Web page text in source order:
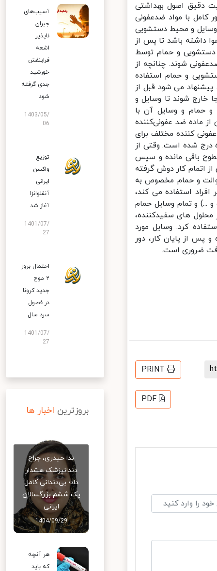
دقیق اصول بهداشتی
با مواد ضدعفونی
و محیط دستشویی
داشته باشد تا پس از
دستشویی و حمام توسط
شوند. چنانچه از
و حمام استفاده
می شود قبل از
خارج شوند تا وسایل و
و وسایل آن با
ماده ضد عفونی‌کننده
کننده مختلف برای
درج شده است. وقتی از
بهتر است ۱۰ دقیقه روی سطوح باقی مانده و سپس
اتمام کار دوش گرفته
توصیه می شود فرد مبتلا به کووید - ۱۹ از توالت و حمام مخصوص به
استفاده می کند،
و تمام وسایل حمام
های سفیدکننده،
استفاده کرد. وسایل مورد
از پایان کار، دور
ضروری است.
PRINT
PDF
آسیب‌های
جبران
ناپذیر
اشعه
فرابنفش
خورشید
جدی گرفته
شود
1403/05/
06
توزیع
واکسن
ایرانی
آنفلوانزا
آغاز شد
1401/07/
27
احتمال بروز
۲ موج
جدید کرونا
در فصول
سرد سال
1401/07/
27
بروزترین اخبار ها
ندا حیدری، جراح
دندانپزشک هشدار
داد؛ بی‌دندانی کامل
یک ششم بزرگسالان
ایرانی
1404/09/29
هر آنچه
که باید